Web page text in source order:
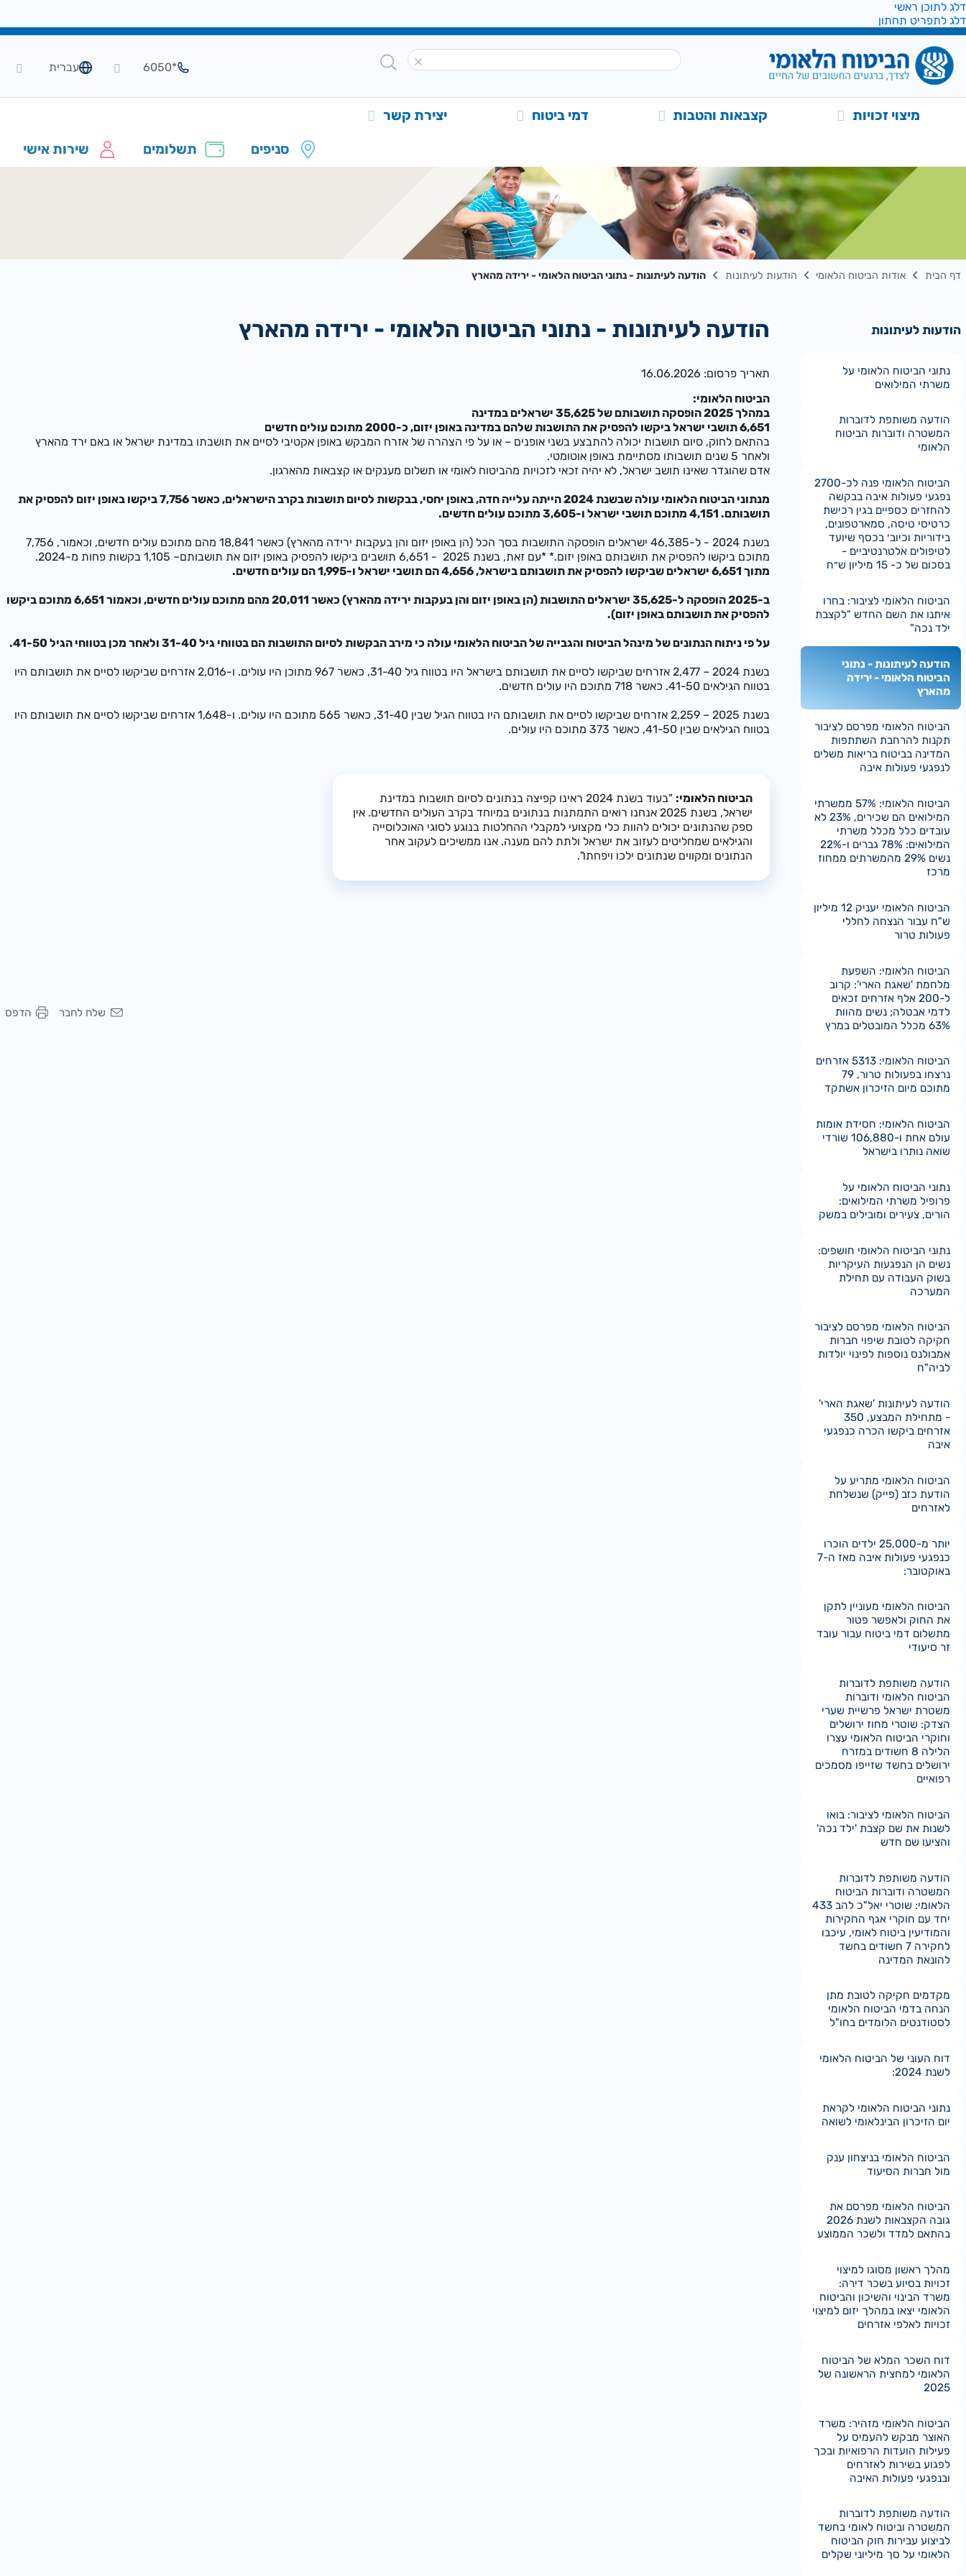
דלג לתוכן ראשי
דלג לתפריט תחתון
עברית *6050
מיצוי זכויות קצבאות והטבות דמי ביטוח יצירת קשר
סניפים תשלומים שירות אישי
דף הבית אודות הביטוח הלאומי הודעות לעיתונות הודעה לעיתונות - נתוני הביטוח הלאומי - ירידה מהארץ
הודעות לעיתונות
נתוני הביטוח הלאומי על
משרתי המילואים
הודעה משותפת לדוברות
המשטרה ודוברות הביטוח
הלאומי
הביטוח הלאומי פנה לכ-2700
נפגעי פעולות איבה בבקשה
להחזרים כספיים בגין רכישת
כרטיסי טיסה, סמארטפונים,
בידוריות וכיוב׳ בכסף שיועד
לטיפולים אלטרנטיביים -
בסכום של כ- 15 מיליון ש״ח
הביטוח הלאומי לציבור: בחרו
איתנו את השם החדש "לקצבת
ילד נכה"
הודעה לעיתונות - נתוני
הביטוח הלאומי - ירידה
מהארץ
הביטוח הלאומי מפרסם לציבור
תקנות להרחבת השתתפות
המדינה בביטוח בריאות משלים
לנפגעי פעולות איבה
הביטוח הלאומי: 57% ממשרתי
המילואים הם שכירים, 23% לא
עובדים כלל מכלל משרתי
המילואים: 78% גברים ו-22%
נשים 29% מהמשרתים ממחוז
מרכז
הביטוח הלאומי יעניק 12 מיליון
ש"ח עבור הנצחה לחללי
פעולות טרור
הביטוח הלאומי: השפעת
מלחמת 'שאגת הארי': קרוב
ל-200 אלף אזרחים זכאים
לדמי אבטלה; נשים מהוות
63% מכלל המובטלים במרץ
הביטוח הלאומי: 5313 אזרחים
נרצחו בפעולות טרור, 79
מתוכם מיום הזיכרון אשתקד
הביטוח הלאומי: חסידת אומות
עולם אחת ו-106,880 שורדי
שואה נותרו בישראל
נתוני הביטוח הלאומי על
פרופיל משרתי המילואים:
הורים, צעירים ומובילים במשק
נתוני הביטוח הלאומי חושפים:
נשים הן הנפגעות העיקריות
בשוק העבודה עם תחילת
המערכה
הביטוח הלאומי מפרסם לציבור
חקיקה לטובת שיפוי חברות
אמבולנס נוספות לפינוי יולדות
לביה"ח
הודעה לעיתונות 'שאגת הארי'
- מתחילת המבצע, 350
אזרחים ביקשו הכרה כנפגעי
איבה
הביטוח הלאומי מתריע על
הודעת כזב (פייק) שנשלחת
לאזרחים
יותר מ-25,000 ילדים הוכרו
כנפגעי פעולות איבה מאז ה-7
באוקטובר:
הביטוח הלאומי מעוניין לתקן
את החוק ולאפשר פטור
מתשלום דמי ביטוח עבור עובד
זר סיעודי
הודעה משותפת לדוברות
הביטוח הלאומי ודוברות
משטרת ישראל פרשיית שערי
הצדק: שוטרי מחוז ירושלים
וחוקרי הביטוח הלאומי עצרו
הלילה 8 חשודים במזרח
ירושלים בחשד שזייפו מסמכים
רפואיים
הביטוח הלאומי לציבור: בואו
לשנות את שם קצבת 'ילד נכה'
והציעו שם חדש
הודעה משותפת לדוברות
המשטרה ודוברות הביטוח
הלאומי: שוטרי יאל"כ להב 433
יחד עם חוקרי אגף החקירות
והמודיעין ביטוח לאומי, עיכבו
לחקירה 7 חשודים בחשד
להונאת המדינה
מקדמים חקיקה לטובת מתן
הנחה בדמי הביטוח הלאומי
לסטודנטים הלומדים בחו"ל
דוח העוני של הביטוח הלאומי
לשנת 2024:
נתוני הביטוח הלאומי לקראת
יום הזיכרון הבינלאומי לשואה
הביטוח הלאומי בניצחון ענק
מול חברות הסיעוד
הביטוח הלאומי מפרסם את
גובה הקצבאות לשנת 2026
בהתאם למדד ולשכר הממוצע
מהלך ראשון מסוגו למיצוי
זכויות בסיוע בשכר דירה:
משרד הבינוי והשיכון והביטוח
הלאומי יצאו במהלך יזום למיצוי
זכויות לאלפי אזרחים
דוח השכר המלא של הביטוח
הלאומי למחצית הראשונה של
2025
הביטוח הלאומי מזהיר: משרד
האוצר מבקש להעמיס על
פעילות הועדות הרפואיות ובכך
לפגוע בשירות לאזרחים
ובנפגעי פעולות האיבה
הודעה משותפת לדוברות
המשטרה וביטוח לאומי בחשד
לביצוע עבירות חוק הביטוח
הלאומי על סך מיליוני שקלים
הודעה לעיתונות - נתוני הביטוח הלאומי - ירידה מהארץ
תאריך פרסום: 16.06.2026
הביטוח הלאומי:
במהלך 2025 הופסקה תושבותם של 35,625 ישראלים במדינה
6,651 תושבי ישראל ביקשו להפסיק את התושבות שלהם במדינה באופן יזום, כ-2000 מתוכם עולים חדשים
בהתאם לחוק, סיום תושבות יכולה להתבצע בשני אופנים – או על פי הצהרה של אזרח המבקש באופן אקטיבי לסיים את תושבתו במדינת ישראל או באם ירד מהארץ
ולאחר 5 שנים תושבותו מסתיימת באופן אוטומטי.
אדם שהוגדר שאינו תושב ישראל, לא יהיה זכאי לזכויות מהביטוח לאומי או תשלום מענקים או קצבאות מהארגון.
מנתוני הביטוח הלאומי עולה שבשנת 2024 הייתה עלייה חדה, באופן יחסי, בבקשות לסיום תושבות בקרב הישראלים, כאשר 7,756 ביקשו באופן יזום להפסיק את
תושבותם. 4,151 מתוכם תושבי ישראל ו-3,605 מתוכם עולים חדשים.
בשנת 2024 - ל-46,385 ישראלים הופסקה התושבות בסך הכל (הן באופן יזום והן בעקבות ירידה מהארץ) כאשר 18,841 מהם מתוכם עולים חדשים, וכאמור, 7,756
מתוכם ביקשו להפסיק את תושבותם באופן יזום.* *עם זאת, בשנת 2025 - 6,651 תושבים ביקשו להפסיק באופן יזום את תושבותם– 1,105 בקשות פחות מ-2024.
מתוך 6,651 ישראלים שביקשו להפסיק את תושבותם בישראל, 4,656 הם תושבי ישראל ו-1,995 הם עולים חדשים.
ב-2025 הופסקה ל-35,625 ישראלים התושבות (הן באופן יזום והן בעקבות ירידה מהארץ) כאשר 20,011 מהם מתוכם עולים חדשים, וכאמור 6,651 מתוכם ביקשו
להפסיק את תושבותם באופן יזום).
על פי ניתוח הנתונים של מינהל הביטוח והגבייה של הביטוח הלאומי עולה כי מירב הבקשות לסיום התושבות הם בטווחי גיל 31-40 ולאחר מכן בטווחי הגיל 41-50.
בשנת 2024 – 2,477 אזרחים שביקשו לסיים את תושבותם בישראל היו בטווח גיל 31-40, כאשר 967 מתוכן היו עולים. ו-2,016 אזרחים שביקשו לסיים את תושבותם היו
בטווח הגילאים 41-50. כאשר 718 מתוכם היו עולים חדשים.
בשנת 2025 – 2,259 אזרחים שביקשו לסיים את תושבותם היו בטווח הגיל שבין 31-40, כאשר 565 מתוכם היו עולים. ו-1,648 אזרחים שביקשו לסיים את תושבותם היו
בטווח הגילאים שבין 41-50, כאשר 373 מתוכם היו עולים.
הביטוח הלאומי:
"בעוד בשנת 2024 ראינו קפיצה בנתונים לסיום תושבות במדינת
ישראל, בשנת 2025 אנחנו רואים התמתנות בנתונים במיוחד בקרב העולים החדשים. אין
ספק שהנתונים יכולים להוות כלי מקצועי למקבלי ההחלטות בנוגע לסוגי האוכלוסייה
והגילאים שמחליטים לעזוב את ישראל ולתת להם מענה. אנו ממשיכים לעקוב אחר
הנתונים ומקווים שנתונים ילכו ויפחתו".
הדפס שלח לחבר